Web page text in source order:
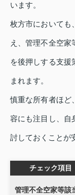
います。
枚方市においても
え、管理不全空家
を後押しする支援
まれます。
慎重な所有者ほど
容にも注目し、自
討しておくことが
チェック項目
管理不全空家等該